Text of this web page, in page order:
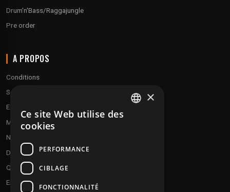
Drum'n'Bass/Raggajungle
Pre order
A PROPOS
Conditions
Service client
Expédition & retours
Modes de paiement
Notre programme de fidélité
Disques cadeaux
Qui sommes-nous ?
Envoyez vos démos
×
Ce site Web utilise des
cookies
PERFORMANCE
CIBLAGE
FONCTIONNALITÉ